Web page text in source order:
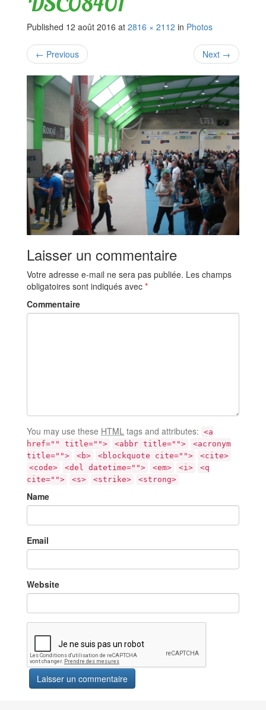
Published 12 août 2016 at 2816 × 2112 in Photos
← Previous Next →
Laisser un commentaire
Votre adresse e-mail ne sera pas publiée. Les champs
obligatoires sont indiqués avec *
Commentaire
You may use these HTML tags and attributes: <a
href="" title="">
<abbr title="">
<acronym
title="">
<b> <blockquote cite="">
<cite>
<code>
<del datetime=""> <em> <i>
<q
cite="">
<s> <strike> <strong>
Name
Email
Website